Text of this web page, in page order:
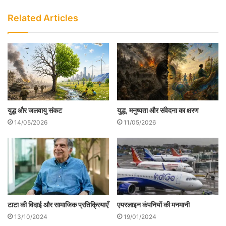
भगवान ब्रह्मा जी के ही मानस पुत्र थे।
श्री नारायण के वरदान से ही नारद मुनि वैकुण्ठ सहित
तीनों लोकों में बेरोकटोक विचरण करने लगे। पलक
Related Articles
युद्ध और जलवायु संकट
14/05/2026
युद्ध, मनुष्यता और संवेदना का क्षरण
11/05/2026
टाटा की विदाई और सामाजिक प्रतिक्रियाएँ
13/10/2024
एयरलाइन कंपनियों की मनमानी
19/01/2024